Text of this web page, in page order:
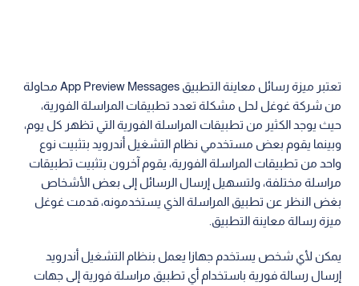
تعتبر ميزة رسائل معاينة التطبيق App Preview Messages محاولة
من شركة غوغل لحل مشكلة تعدد تطبيقات المراسلة الفورية،
حيث يوجد الكثير من تطبيقات المراسلة الفورية التي تظهر كل يوم،
وبينما يقوم بعض مستخدمي نظام التشغيل أندرويد بتثبيت نوع
واحد من تطبيقات المراسلة الفورية، يقوم آخرون بتثبيت تطبيقات
مراسلة مختلفة، ولتسهيل إرسال الرسائل إلى بعض الأشخاص
بغض النظر عن تطبيق المراسلة الذي يستخدمونه، قدمت غوغل
ميزة رسالة معاينة التطبيق.
يمكن لأي شخص يستخدم جهازا يعمل بنظام التشغيل أندرويد
إرسال رسالة فورية باستخدام أي تطبيق مراسلة فورية إلى جهات